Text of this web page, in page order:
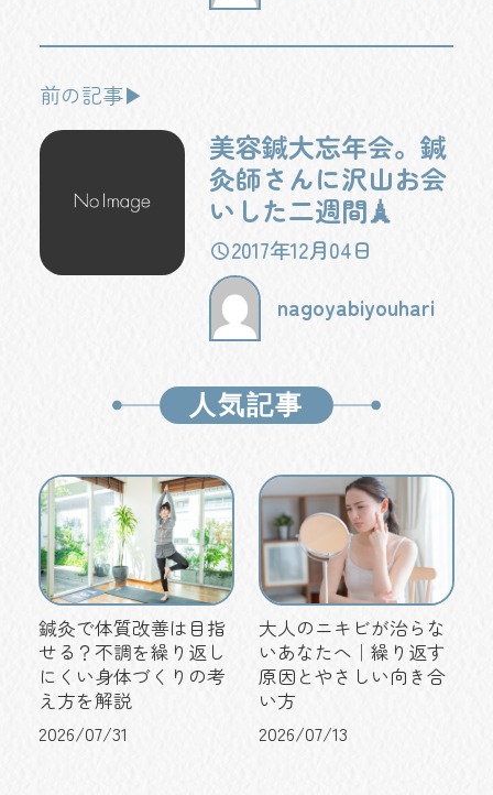
前の記事▶
美容鍼大忘年会。鍼
灸師さんに沢山お会
いした二週間🗼
2017年12月04日
nagoyabiyouhari
人気記事
鍼灸で体質改善は目指
せる？不調を繰り返し
にくい身体づくりの考
え方を解説
2026/07/31
大人のニキビが治らな
いあなたへ｜繰り返す
原因とやさしい向き合
い方
2026/07/13